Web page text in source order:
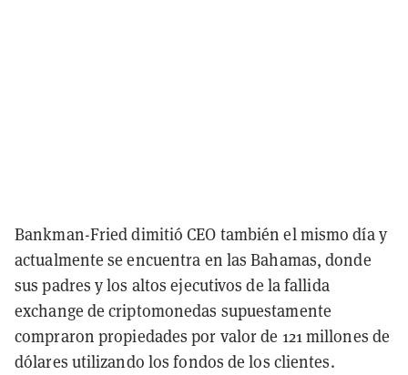
Bankman-Fried dimitió CEO también el mismo día y
actualmente se encuentra en las Bahamas, donde
sus padres y los altos ejecutivos de la fallida
exchange de criptomonedas supuestamente
compraron propiedades por valor de 121 millones de
dólares utilizando los fondos de los clientes.